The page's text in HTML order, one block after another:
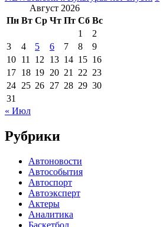
Август 2026
Пн Вт Ср Чт Пт Сб Вс
1
2
3
4 5 6 7 8
9
10 11 12 13 14 15 16
17 18 19 20 21 22 23
24 25 26 27 28 29 30
31
« Июл
Рубрики
Автоновости
Автособытия
Автоспорт
Автоэксперт
Актеры
Аналитика
Баскетбол